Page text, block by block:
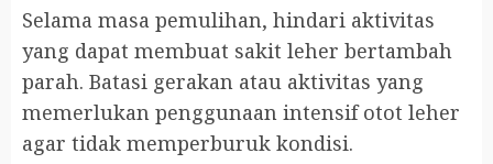
Selama masa pemulihan, hindari aktivitas
yang dapat membuat sakit leher bertambah
parah. Batasi gerakan atau aktivitas yang
memerlukan penggunaan intensif otot leher
agar tidak memperburuk kondisi.